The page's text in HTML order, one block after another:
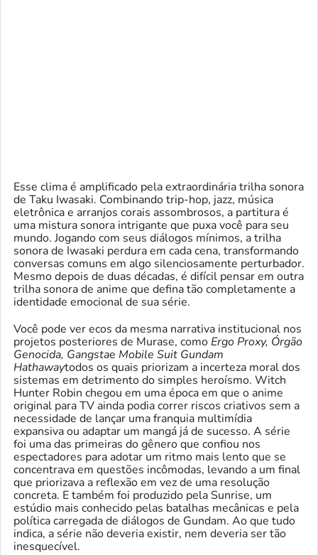
Esse clima é amplificado pela extraordinária trilha sonora
de Taku Iwasaki. Combinando trip-hop, jazz, música
eletrônica e arranjos corais assombrosos, a partitura é
uma mistura sonora intrigante que puxa você para seu
mundo. Jogando com seus diálogos mínimos, a trilha
sonora de Iwasaki perdura em cada cena, transformando
conversas comuns em algo silenciosamente perturbador.
Mesmo depois de duas décadas, é difícil pensar em outra
trilha sonora de anime que defina tão completamente a
identidade emocional de sua série.
Você pode ver ecos da mesma narrativa institucional nos
projetos posteriores de Murase, como Ergo Proxy, Órgão
Genocida, Gangstae Mobile Suit Gundam
Hathawaytodos os quais priorizam a incerteza moral dos
sistemas em detrimento do simples heroísmo. Witch
Hunter Robin chegou em uma época em que o anime
original para TV ainda podia correr riscos criativos sem a
necessidade de lançar uma franquia multimídia
expansiva ou adaptar um mangá já de sucesso. A série
foi uma das primeiras do gênero que confiou nos
espectadores para adotar um ritmo mais lento que se
concentrava em questões incômodas, levando a um final
que priorizava a reflexão em vez de uma resolução
concreta. E também foi produzido pela Sunrise, um
estúdio mais conhecido pelas batalhas mecânicas e pela
política carregada de diálogos de Gundam. Ao que tudo
indica, a série não deveria existir, nem deveria ser tão
inesquecível.